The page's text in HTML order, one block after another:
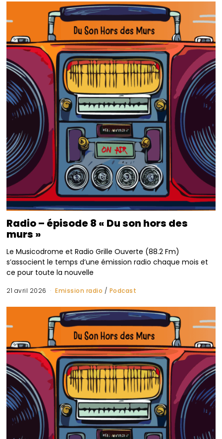
Radio – épisode 8 « Du son hors des
murs »
Le Musicodrome et Radio Grille Ouverte (88.2 Fm)
s’associent le temps d’une émission radio chaque mois et
ce pour toute la nouvelle
21 avril 2026 Emission radio / Podcast